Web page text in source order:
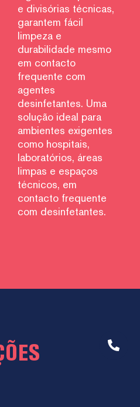
e divisórias técnicas,
garantem fácil
limpeza e
durabilidade mesmo
em contacto
frequente com
agentes
desinfetantes. Uma
solução ideal para
ambientes exigentes
como hospitais,
laboratórios, áreas
limpas e espaços
técnicos, em
contacto frequente
com desinfetantes.